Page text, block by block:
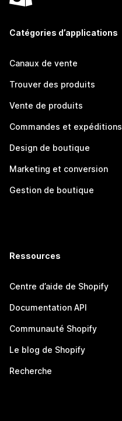
Catégories d’applications
Canaux de vente
Trouver des produits
Vente de produits
Commandes et expéditions
Design de boutique
Marketing et conversion
Gestion de boutique
Ressources
Centre d’aide de Shopify
Documentation API
Communauté Shopify
Le blog de Shopify
Recherche